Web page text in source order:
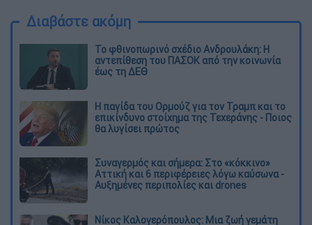
Διαβάστε ακόμη
Το φθινοπωρινό σχέδιο Ανδρουλάκη: Η
αντεπίθεση του ΠΑΣΟΚ από την κοινωνία
έως τη ΔΕΘ
Η παγίδα του Ορμούζ για τον Τραμπ και το
επικίνδυνο στοίχημα της Τεχεράνης - Ποιος
θα λυγίσει πρώτος
Συναγερμός και σήμερα: Στο «κόκκινο»
Αττική και 6 περιφέρειες λόγω καύσωνα -
Αυξημένες περιπολίες και drones
Νίκος Καλογερόπουλος: Μια ζωή γεμάτη